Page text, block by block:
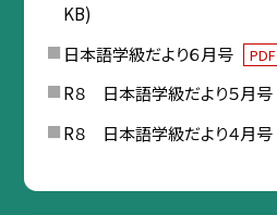
KB)
日本語学級だより６月号
PDF
R８ 日本語学級だより５月号
R８ 日本語学級だより４月号